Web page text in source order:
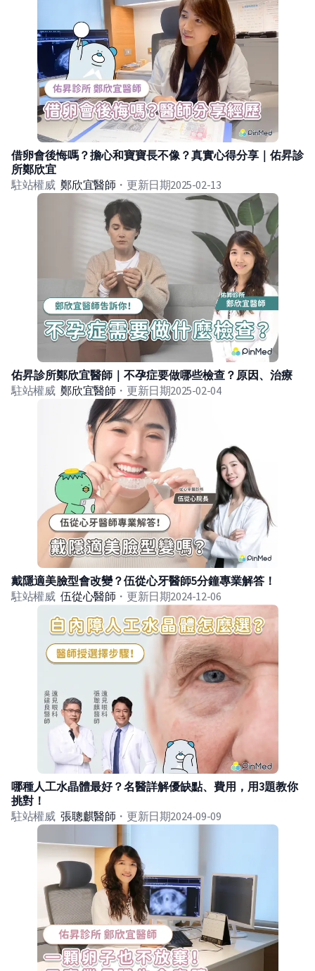
借卵會後悔嗎？擔心和寶寶長不像？真實心得分享｜佑昇診
所鄭欣宜
駐站權威 鄭欣宜醫師 ・更新日期2025-02-13
佑昇診所鄭欣宜醫師｜不孕症要做哪些檢查？原因、治療
駐站權威 鄭欣宜醫師 ・更新日期2025-02-04
戴隱適美臉型會改變？伍從心牙醫師5分鐘專業解答！
駐站權威 伍從心醫師 ・更新日期2024-12-06
哪種人工水晶體最好？名醫詳解優缺點、費用，用3題教你
挑對！
駐站權威 張聰麒醫師 ・更新日期2024-09-09